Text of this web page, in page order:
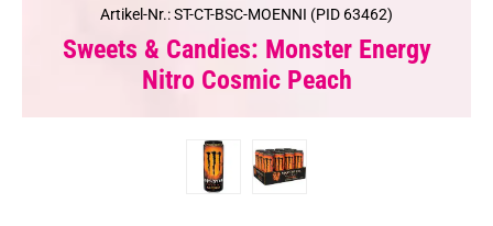
Artikel-Nr.: ST-CT-BSC-MOENNI (PID 63462)
Sweets & Candies: Monster Energy
Nitro Cosmic Peach